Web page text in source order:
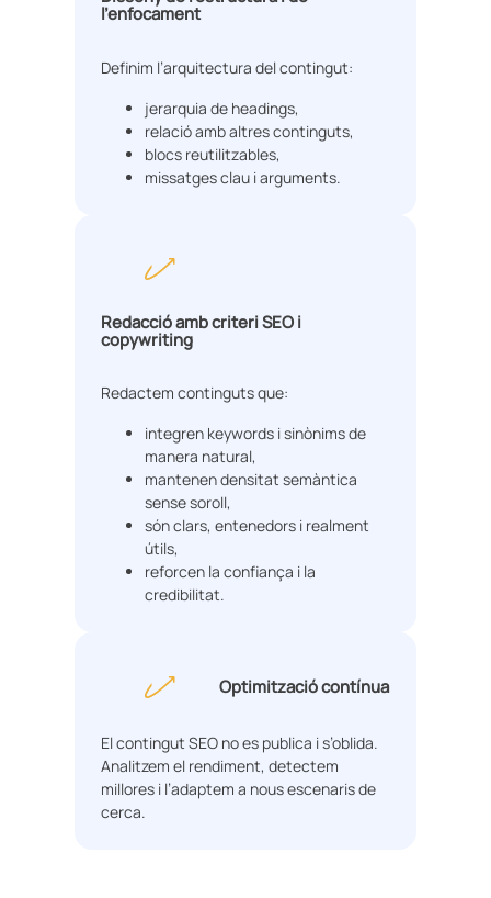
l’enfocament
Definim l’arquitectura del contingut:
jerarquia de headings,
relació amb altres continguts,
blocs reutilitzables,
missatges clau i arguments.
Redacció amb criteri SEO i
copywriting
Redactem continguts que:
integren keywords i sinònims de
manera natural,
mantenen densitat semàntica
sense soroll,
són clars, entenedors i realment
útils,
reforcen la confiança i la
credibilitat.
Optimització contínua
El contingut SEO no es publica i s’oblida.
Analitzem el rendiment, detectem
millores i l’adaptem a nous escenaris de
cerca.